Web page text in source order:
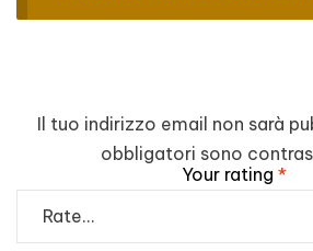
Il tuo indirizzo email non sarà
obbligatori sono
Your rating *